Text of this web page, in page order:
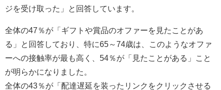
ジを受け取った」と回答しています。
全体の47％が「ギフトや賞品のオファーを見たことがあ
る」と回答しており、特に65～74歳は、このようなオファ
ーへの接触率が最も高く、54％が「見たことがある」こと
が明らかになりました。
全体の43％が「配達遅延を装ったリンクをクリックさせる